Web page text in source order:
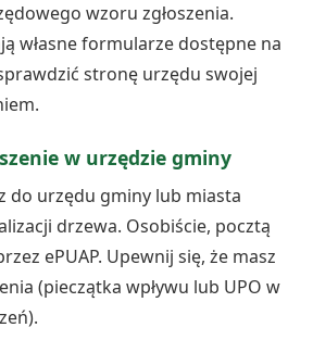
wzoru zgłoszenia.
własne formularze dostępne na
stronę urzędu swojej
w urzędzie gminy
do urzędu gminy lub miasta
drzewa. Osobiście, pocztą
ePUAP. Upewnij się, że masz
(pieczątka wpływu lub UPO w